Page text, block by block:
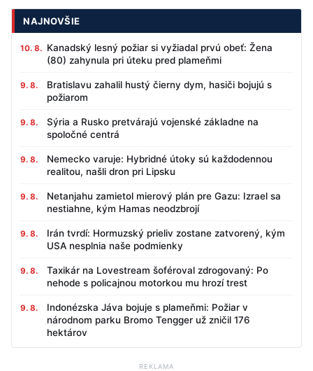
NAJNOVŠIE
10. 8. Kanadský lesný požiar si vyžiadal prvú obeť: Žena
(80) zahynula pri úteku pred plameňmi
9. 8.
Bratislavu zahalil hustý čierny dym, hasiči bojujú s
požiarom
9. 8.
Sýria a Rusko pretvárajú vojenské základne na
spoločné centrá
9. 8.
Nemecko varuje: Hybridné útoky sú každodennou
realitou, našli dron pri Lipsku
9. 8.
Netanjahu zamietol mierový plán pre Gazu: Izrael sa
nestiahne, kým Hamas neodzbrojí
9. 8.
Irán tvrdí: Hormuzský prieliv zostane zatvorený, kým
USA nesplnia naše podmienky
9. 8.
Taxikár na Lovestream šoféroval zdrogovaný: Po
nehode s policajnou motorkou mu hrozí trest
9. 8.
Indonézska Jáva bojuje s plameňmi: Požiar v
národnom parku Bromo Tengger už zničil 176
hektárov
REKLAMA